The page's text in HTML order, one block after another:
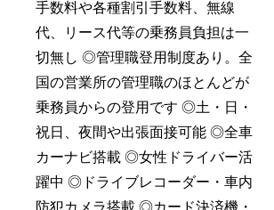
手数料や各種割引手数料、無線
代、リース代等の乗務員負担は一
切無し ◎管理職登用制度あり。全
国の営業所の管理職のほとんどが
乗務員からの登用です ◎土・日・
祝日、夜間や出張面接可能 ◎全車
カーナビ搭載 ◎女性ドライバー活
躍中 ◎ドライブレコーダー・車内
防犯カメラ搭載 ◎カード決済機・